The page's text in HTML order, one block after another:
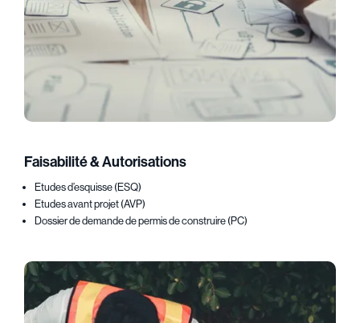
Faisabilité & Autorisations
Etudes d’esquisse (ESQ)
Etudes avant projet (AVP)
Dossier de demande de permis de construire (PC)